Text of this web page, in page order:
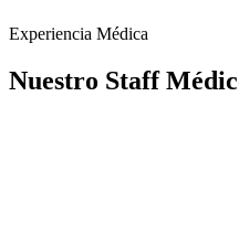
Experiencia Médica
Nuestro Staff